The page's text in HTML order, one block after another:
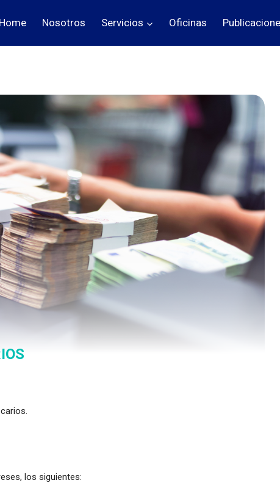
Home Nosotros Servicios Oficinas
los siguientes: